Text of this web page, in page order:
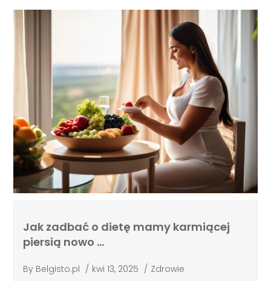
Jak zadbać o dietę mamy karmiącej
piersią nowo …
By Belgisto.pl / kwi 13, 2025 / Zdrowie